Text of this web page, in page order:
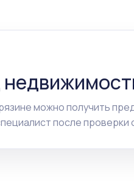
можно получить
после